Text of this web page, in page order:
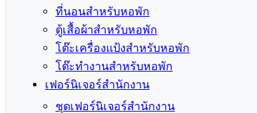
ที่นอนสำหรับหอพัก
ตู้เสื้อผ้าสำหรับหอพัก
โต๊ะเครื่องแป้งสำหรับหอพัก
โต๊ะทำงานสำหรับหอพัก
เฟอร์นิเจอร์สำนักงาน
ชุดเฟอร์นิเจอร์สำนักงาน